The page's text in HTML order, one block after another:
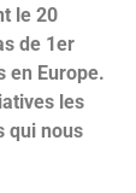
le 20
de 1er
en Europe.
les
qui nous